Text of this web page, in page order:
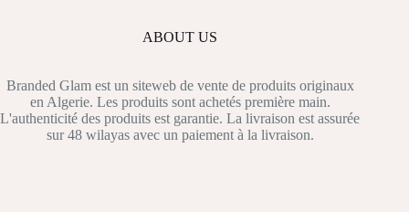
ABOUT US
Branded Glam est un siteweb de vente de produits originaux
en Algerie. Les produits sont achetés première main.
L'authenticité des produits est garantie. La livraison est assurée
sur 48 wilayas avec un paiement à la livraison.